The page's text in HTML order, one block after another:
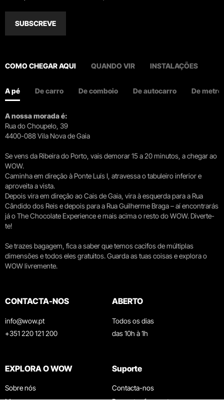
SUBSCREVE
COMO CHEGAR AQUI QUANDO VIR INSTALAÇÕES
A pé De carro De comboio De autocarro De metro
A nossa morada é:
Rua do Choupelo, 39
4400-088 Vila Nova de Gaia
Se vens da Ribeira do Porto, vais demorar 15 a 20 minutos, a chegar ao
WOW.
Caminha em direção à Ponte Luís I, atravessa o tabuleiro inferior e
aproveita a vista.
Depois vira em direção ao Cais de Gaia, vira à esquerda para a Rua
Cândido dos Reis e depois para a Rua Guilherme Braga – aí encontrarás
já o The Chocolate Experience e mais acima o resto do WOW. Diverte-
te!
Se trazes bagagem, fica a saber que temos cacifos de múltiplas
dimensões e todos eles gratuitos. Guarda as tuas coisas e explora o
WOW livremente.
CONTACTA-NOS
info@wow.pt
+351 220 121 200
ABERTO
Todos os dias
das 10h à 1h
EXPLORA O WOW
Sobre nós
Museus
Suporte
Contacta-nos
Perguntas frequentes